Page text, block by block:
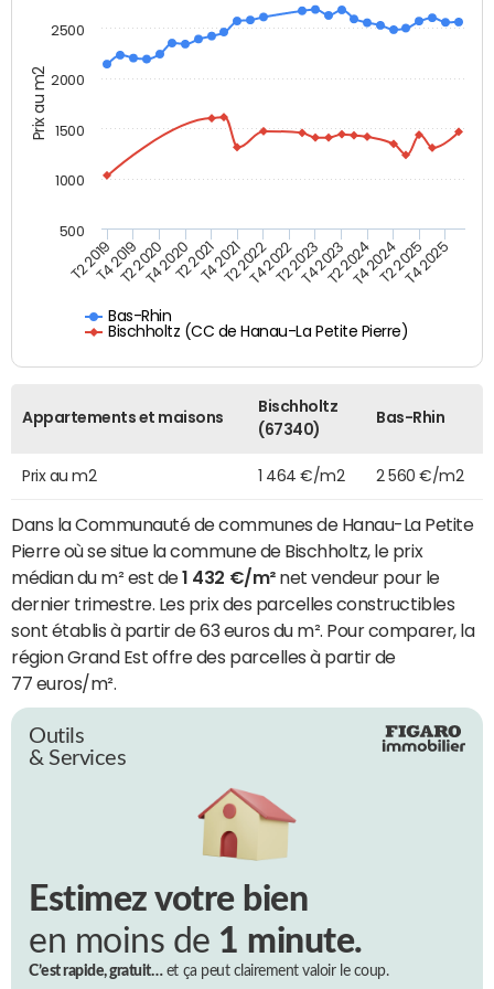
Prix au m2
Bas-Rhin
Bischholtz (CC de Hanau-La Petite Pierre)
T2 2019T4 2019T2 2020T4 2020T2 2021T4 2021T2 2022T4 2022T2 2023T4 2023T2 2024T4 2024T2 2025T4 2025
500
1000
1500
2000
2500
Appartements et maisons
Bischholtz
(67340)
Bas-Rhin
Prix au m2 1 464 €/m2 2 560 €/m2
Dans la Communauté de communes de Hanau-La Petite
Pierre où se situe la commune de Bischholtz, le prix
médian du m² est de1 432 €/m²net vendeur pour le
dernier trimestre. Les prix des parcelles constructibles
sont établis à partir de 63 euros du m². Pour comparer, la
région Grand Est offre des parcelles à partir de
77 euros/m².
Outils
& Services
Estimez votre bien
en moins de 1 minute.
C’est rapide, gratuit…et ça peut clairement valoir le coup.